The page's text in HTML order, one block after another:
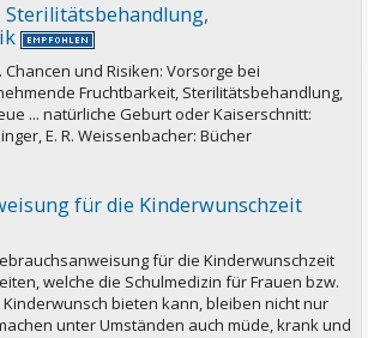
und Risiken: Vorsorge bei
Fruchtbarkeit, Sterilitätsbehandlung,
... natürliche Geburt oder Kaiserschnitt:
E. R. Weissenbacher: Bücher
für die Kinderwunschzeit
für die Kinderwunschzeit
welche die Schulmedizin für Frauen bzw.
bieten kann, bleiben nicht nur
unter Umständen auch müde, krank und